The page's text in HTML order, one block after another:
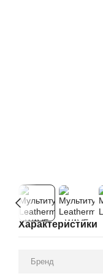
Характеристики
Бренд